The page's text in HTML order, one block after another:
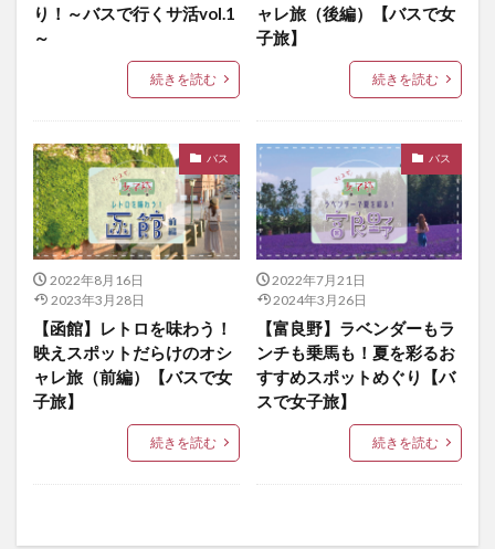
り！～バスで行くサ活vol.1
～
続きを読む
ャレ旅（後編）【バスで女
子旅】
続きを読む
バス
2022年8月16日
2023年3月28日
【函館】レトロを味わう！
映えスポットだらけのオシ
ャレ旅（前編）【バスで女
子旅】
続きを読む
バス
2022年7月21日
2024年3月26日
【富良野】ラベンダーもラ
ンチも乗馬も！夏を彩るお
すすめスポットめぐり【バ
スで女子旅】
続きを読む